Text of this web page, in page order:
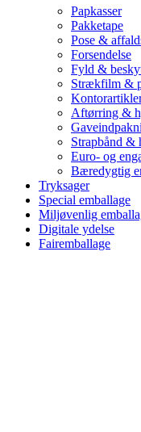
Papkasser
Pakketape
Pose &
Forsendelse
Fyld &
Strækfilm &
Aftørring &
Strapbånd
Euro- og
Bæredygtig
Tryksager
Special emballage
Miljøvenlig
Digitale ydelse
Fairemballage